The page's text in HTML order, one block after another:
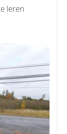
leren